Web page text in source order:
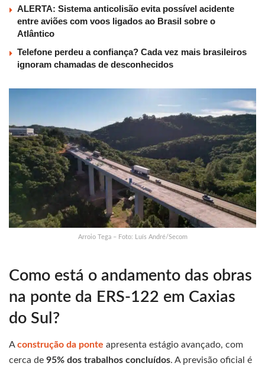
ALERTA: Sistema anticolisão evita possível acidente
entre aviões com voos ligados ao Brasil sobre o
Atlântico
Telefone perdeu a confiança? Cada vez mais brasileiros
ignoram chamadas de desconhecidos
Arroio Tega – Foto: Luís André/Secom
Como está o andamento das obras
na ponte da ERS-122 em Caxias
do Sul?
Aconstrução da ponte apresenta estágio avançado, com
cerca de 95% dos trabalhos concluídos. A previsão oficial é